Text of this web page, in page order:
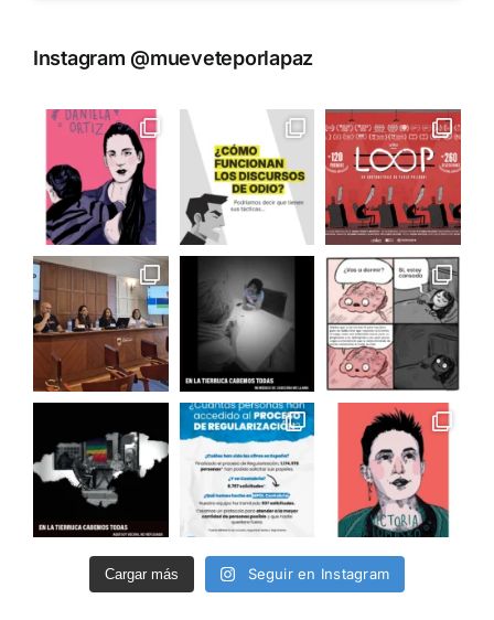
Instagram @mueveteporlapaz
Cargar más Seguir en Instagram